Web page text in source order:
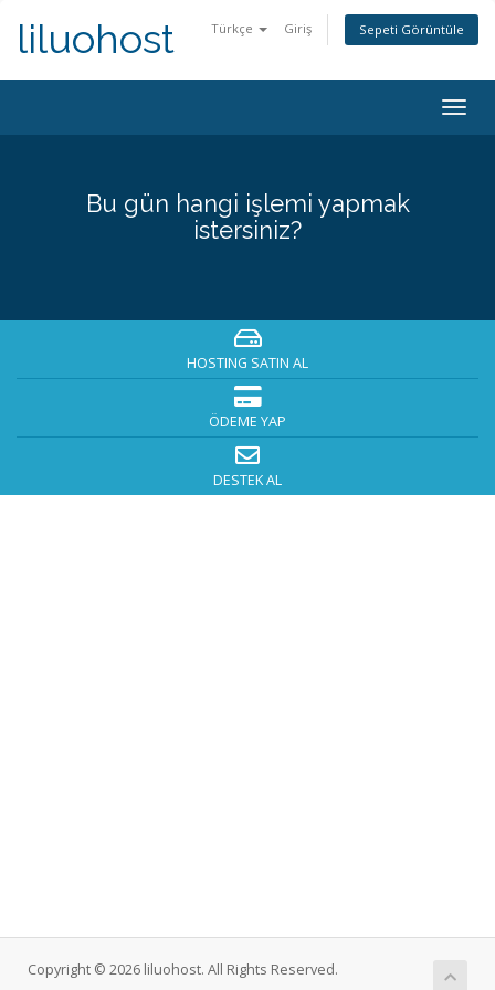
Türkçe Giriş Sepeti Görüntüle
liluohost
Bu gün hangi işlemi yapmak
istersiniz?
HOSTING SATIN AL
ÖDEME YAP
DESTEK AL
Copyright © 2026 liluohost. All Rights Reserved.